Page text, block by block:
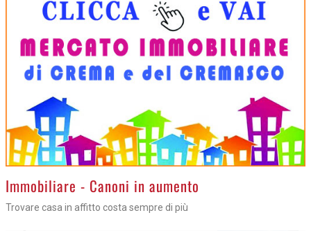
>Immobiliare - Canoni in aumento
Trovare casa in affitto costa sempre di più